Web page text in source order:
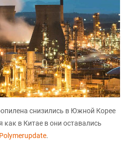
снизились в Южной Корее
как в Китае в они оставались
Polymerupdate.